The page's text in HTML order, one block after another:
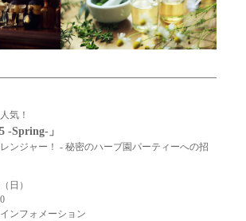
気！
-Spring-」
ンジャー！ ‐ 秘密のハーブ園パーティーへの招
日）
ンフォメーション